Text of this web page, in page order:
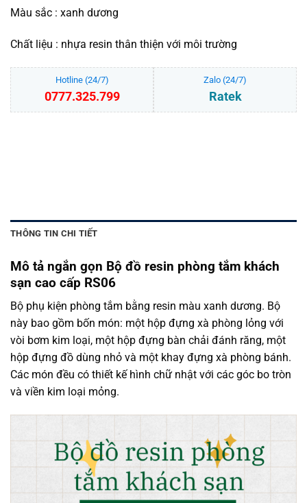
Màu sắc : xanh dương
Chất liệu : nhựa resin thân thiện với môi trường
Hotline (24/7)
0777.325.799
Zalo (24/7)
Ratek
THÔNG TIN CHI TIẾT
Mô tả ngắn gọn Bộ đồ resin phòng tắm khách
sạn cao cấp RS06
Bộ phụ kiện phòng tắm bằng resin màu xanh dương. Bộ
này bao gồm bốn món: một hộp đựng xà phòng lỏng với
vòi bơm kim loại, một hộp đựng bàn chải đánh răng, một
hộp đựng đồ dùng nhỏ và một khay đựng xà phòng bánh.
Các món đều có thiết kế hình chữ nhật với các góc bo tròn
và viền kim loại mỏng.